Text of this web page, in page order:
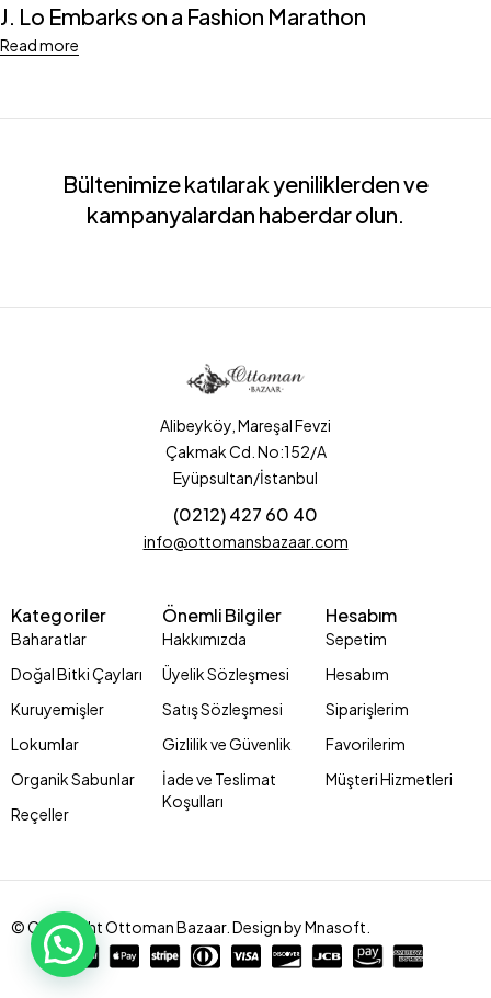
J. Lo Embarks on a Fashion Marathon
Read more
Alibeyköy, Mareşal Fevzi
Çakmak Cd. No:152/A
Eyüpsultan/İstanbul
(0212) 427 60 40
info@ottomansbazaar.com
Kategoriler
Baharatlar
Doğal Bitki Çayları
Kuruyemişler
Lokumlar
Organik Sabunlar
Reçeller
Önemli Bilgiler
Hakkımızda
Üyelik Sözleşmesi
Satış Sözleşmesi
Gizlilik ve Güvenlik
İade ve Teslimat
Koşulları
Hesabım
Sepetim
Hesabım
Siparişlerim
Favorilerim
Müşteri Hizmetleri
Bültenimize katılarak yeniliklerden ve
kampanyalardan haberdar olun.
© Copyright Ottoman Bazaar. Design by Mnasoft.